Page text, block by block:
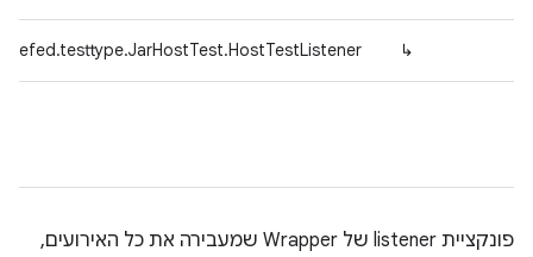
↳
פונקציית listener של Wrapper שמעבירה את כל האירועים,